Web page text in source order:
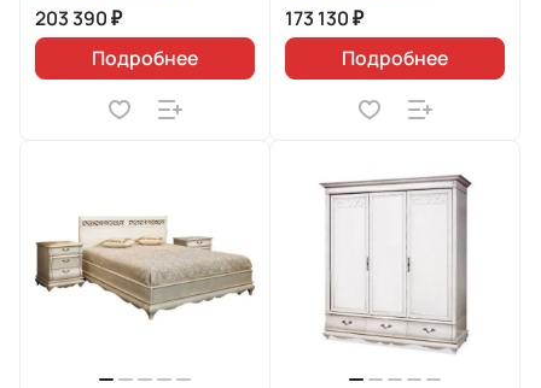
203 390 ₽
Подробнее
173 130 ₽
Подробнее